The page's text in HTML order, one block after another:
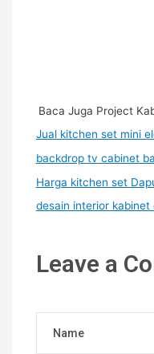
Baca Juga Project
Jual kitchen set mini
backdrop tv cabinet
Harga kitchen set
desain interior kabinet
Leave a